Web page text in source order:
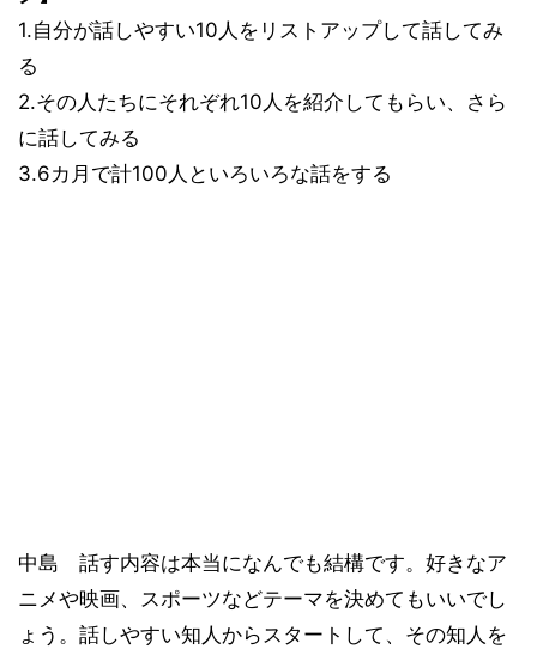
1.自分が話しやすい10人をリストアップして話してみ
る
2.その人たちにそれぞれ10人を紹介してもらい、さら
に話してみる
3.6カ月で計100人といろいろな話をする
中島 話す内容は本当になんでも結構です。好きなア
ニメや映画、スポーツなどテーマを決めてもいいでし
ょう。話しやすい知人からスタートして、その知人を